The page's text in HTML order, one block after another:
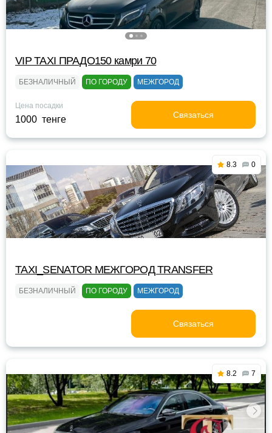
VIP TAXI ПРАДО150 камри 70
БЕЗНАЛИЧНЫЙ ПО ГОРОДУ МЕЖГОРОД
Цена посадки
1000 тенге Связаться
8.3 0
TAXI_SENATOR МЕЖГОРОД TRANSFER
БЕЗНАЛИЧНЫЙ ПО ГОРОДУ МЕЖГОРОД
Связаться
8.2 7